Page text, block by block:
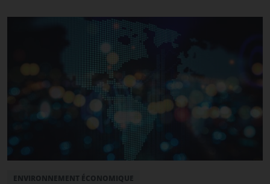
ENVIRONNEMENT ÉCONOMIQUE